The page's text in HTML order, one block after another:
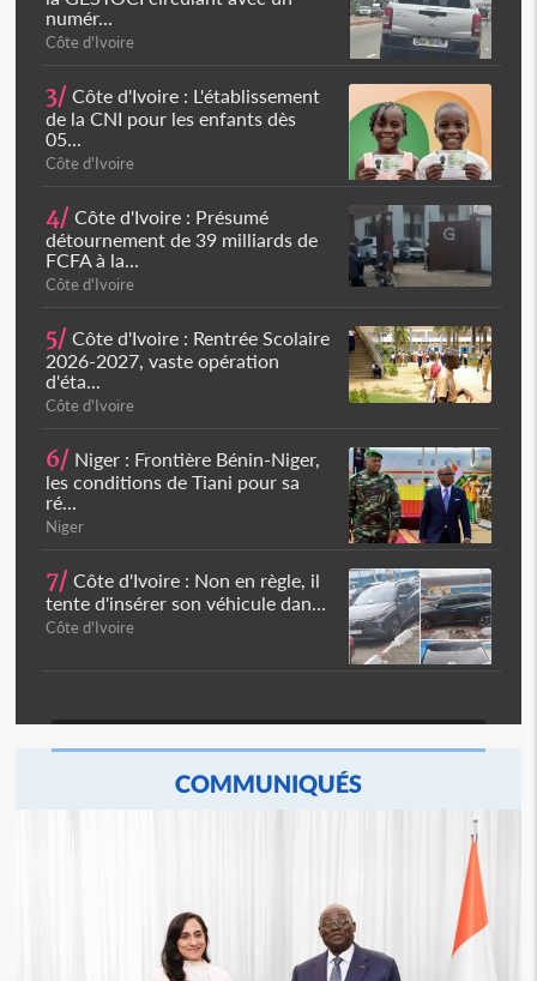
numér...
Côte d'Ivoire
3/ Côte d'Ivoire : L'établissement
de la CNI pour les enfants dès
05...
Côte d'Ivoire
4/ Côte d'Ivoire : Présumé
détournement de 39 milliards de
FCFA à la...
Côte d'Ivoire
5/ Côte d'Ivoire : Rentrée Scolaire
2026-2027, vaste opération
d'éta...
Côte d'Ivoire
6/ Niger : Frontière Bénin-Niger,
les conditions de Tiani pour sa
ré...
Niger
7/ Côte d'Ivoire : Non en règle, il
tente d'insérer son véhicule dan...
Côte d'Ivoire
COMMUNIQUÉS